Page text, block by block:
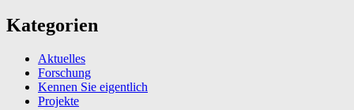
Kategorien
Aktuelles
Forschung
Kennen Sie eigentlich
Projekte